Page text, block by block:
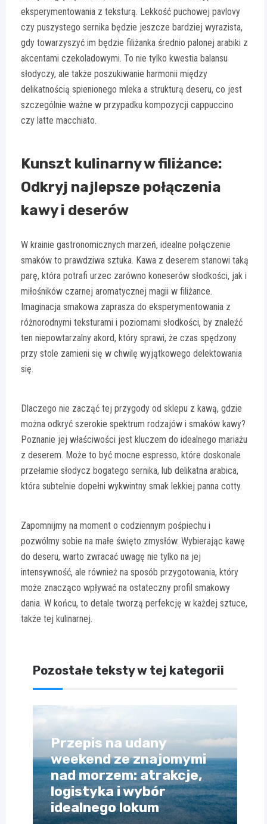
eksperymentowania z teksturą. Lekkość puchowej pavlovy
czy puszystego sernika będzie jeszcze bardziej wyrazista,
gdy towarzyszyć im będzie filiżanka średnio palonej arabiki z
akcentami czekoladowymi. To nie tylko kwestia balansu
słodyczy, ale także poszukiwanie harmonii między
delikatnością spienionego mleka a strukturą deseru, co jest
szczególnie ważne w przypadku kompozycji cappuccino
czy latte macchiato.
Kunszt kulinarny w filiżance:
Odkryj najlepsze połączenia
kawy i deserów
W krainie gastronomicznych marzeń, idealne połączenie
smaków to prawdziwa sztuka. Kawa z deserem stanowi taką
parę, która potrafi urzec zarówno koneserów słodkości, jak i
miłośników czarnej aromatycznej magii w filiżance.
Imaginacja smakowa zaprasza do eksperymentowania z
różnorodnymi teksturami i poziomami słodkości, by znaleźć
ten niepowtarzalny akord, który sprawi, że czas spędzony
przy stole zamieni się w chwilę wyjątkowego delektowania
się.
Dlaczego nie zacząć tej przygody od sklepu z kawą, gdzie
można odkryć szerokie spektrum rodzajów i smaków kawy?
Poznanie jej właściwości jest kluczem do idealnego mariażu
z deserem. Może to być mocne espresso, które doskonale
przełamie słodycz bogatego sernika, lub delikatna arabica,
która subtelnie dopełni wykwintny smak lekkiej panna cotty.
Zapomnijmy na moment o codziennym pośpiechu i
pozwólmy sobie na małe święto zmysłów. Wybierając kawę
do deseru, warto zwracać uwagę nie tylko na jej
intensywność, ale również na sposób przygotowania, który
może znacząco wpływać na ostateczny profil smakowy
dania. W końcu, to detale tworzą perfekcję w każdej sztuce,
także tej kulinarnej.
Pozostałe teksty w tej kategorii
Przepis na udany
weekend ze znajomymi
nad morzem: atrakcje,
logistyka i wybór
idealnego lokum